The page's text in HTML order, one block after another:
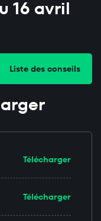
16 avril
Liste des conseils
Télécharger
Télécharger